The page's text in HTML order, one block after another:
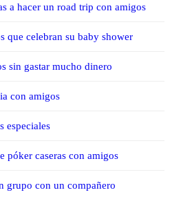
a hacer un road trip con amigos
que celebran su baby shower
sin gastar mucho dinero
con amigos
especiales
póker caseras con amigos
grupo con un compañero